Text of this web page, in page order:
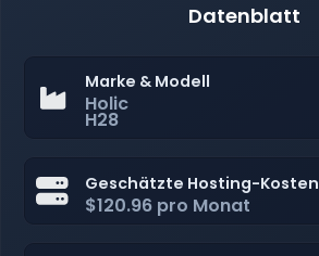
Datenblatt
Marke & Modell
Holic
H28
Geschätzte Hosting-Kosten
$120.96 pro Monat